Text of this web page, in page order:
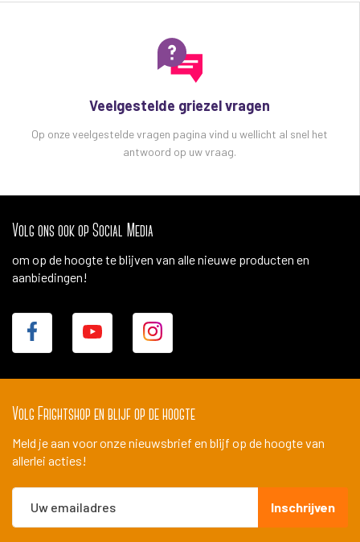
Veelgestelde griezel vragen
Op onze veelgestelde vragen pagina vind u wellicht al snel het
antwoord op uw vraag.
Volg ons ook op Social Media
om op de hoogte te blijven van alle nieuwe producten en
aanbiedingen!
Volg Frightshop en blijf op de hoogte
Meld je aan voor onze nieuwsbrief en blijf op de hoogte van
allerlei acties!
Abonneer
op
Inschrijven